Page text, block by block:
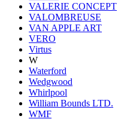
VALERIE CONCEPT
VALOMBREUSE
VAN APPLE ART
VERO
Virtus
W
Waterford
Wedgwood
Whirlpool
William Bounds LTD.
WMF